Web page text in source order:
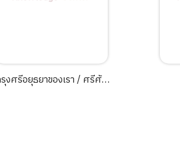
งศรีอยุธยาของเรา / ศรีศักร